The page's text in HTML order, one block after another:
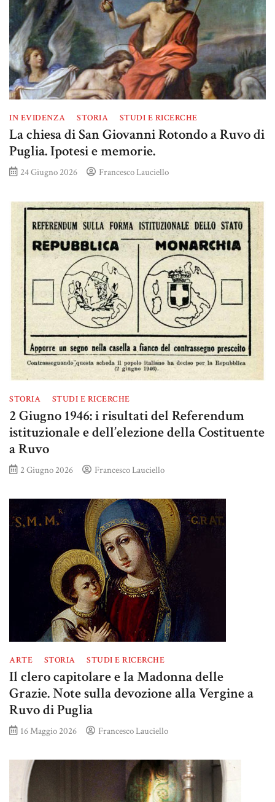
IN EVIDENZA STORIA STUDI E RICERCHE
La chiesa di San Giovanni Rotondo a Ruvo di
Puglia. Ipotesi e memorie.
24 Giugno 2026 Francesco Lauciello
STORIA STUDI E RICERCHE
2 Giugno 1946: i risultati del Referendum
istituzionale e dell’elezione della Costituente
a Ruvo
2 Giugno 2026 Francesco Lauciello
ARTE STORIA STUDI E RICERCHE
Il clero capitolare e la Madonna delle
Grazie. Note sulla devozione alla Vergine a
Ruvo di Puglia
16 Maggio 2026 Francesco Lauciello